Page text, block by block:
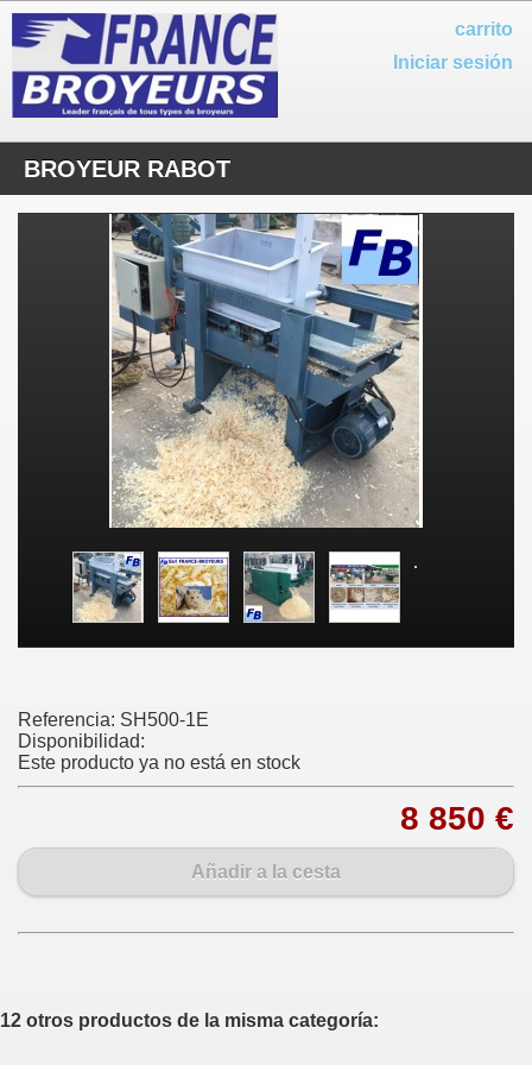
carrito
Iniciar sesión
BROYEUR RABOT
Referencia: SH500-1E
Disponibilidad:
Este producto ya no está en stock
8 850 €
Añadir a la cesta
12 otros productos de la misma categoría: